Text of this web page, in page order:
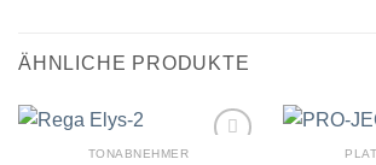
ÄHNLICHE PRODUKTE
TONABNEHMER